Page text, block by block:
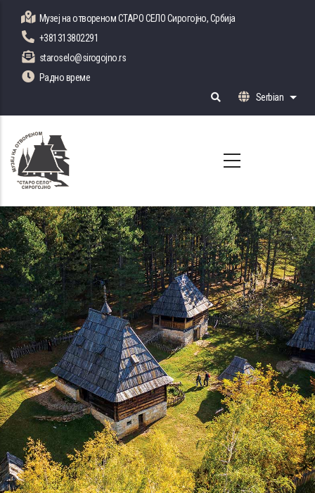
main
content
Музеј на отвореном СТАРО СЕЛО Сирогојно, Србија
+381313802291
staroselo@sirogojno.rs
Радно време
Serbian
List